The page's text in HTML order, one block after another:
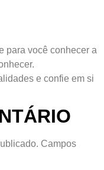
para você conhecer a
e confie em si
Campos